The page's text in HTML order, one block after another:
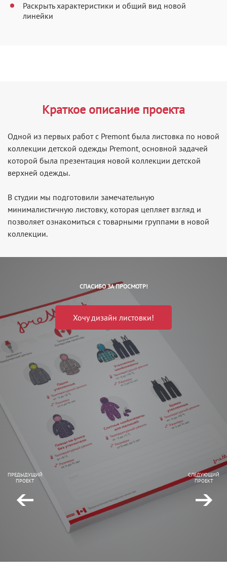
Раскрыть характеристики и общий вид новой
линейки
Краткое описание проекта
Одной из первых работ с Premont была листовка по новой
коллекции детской одежды Premont, основной задачей
которой была презентация новой коллекции детской
верхней одежды.
В студии мы подготовили замечательную
минималистичную листовку, которая цепляет взгляд и
позволяет ознакомиться с товарными группами в новой
коллекции.
СПАСИБО ЗА ПРОСМОТР!
Хочу дизайн листовки!
ПРЕДЫДУЩИЙ
ПРОЕКТ
СЛЕДУЮЩИЙ
ПРОЕКТ